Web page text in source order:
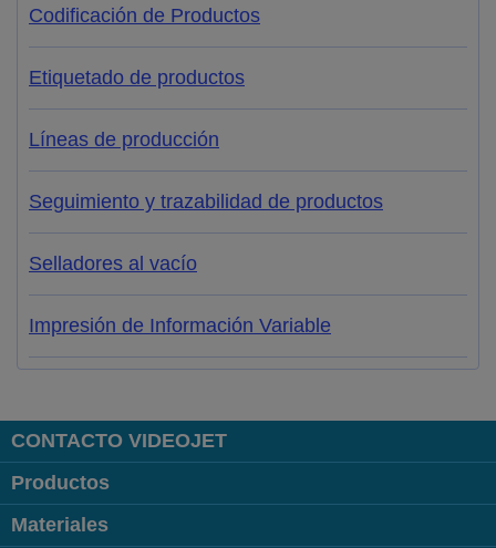
Codificación de Productos
Etiquetado de productos
Líneas de producción
Seguimiento y trazabilidad de productos
Selladores al vacío
Impresión de Información Variable
CONTACTO VIDEOJET
Productos
Materiales